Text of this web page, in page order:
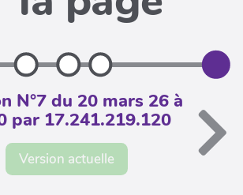
N°7 du 20 mars 26 à
par 17.241.219.120
Version actuelle